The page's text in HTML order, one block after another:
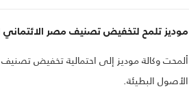
موديز تلمح لتخفيض تصنيف مصر الائتماني
ألمحت وكالة موديز إلى احتمالية تخفيض
الأصول البطيئة.